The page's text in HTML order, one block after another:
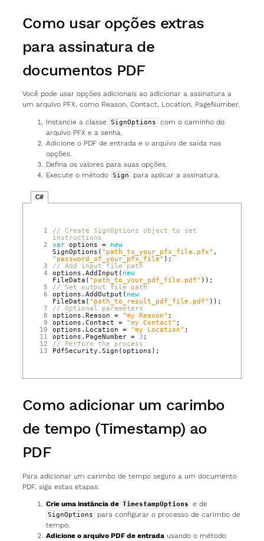
Como usar opções extras
para assinatura de
documentos PDF
Você pode usar opções adicionais ao adicionar a assinatura a
um arquivo PFX, como Reason, Contact, Location, PageNumber.
Instancie a classe SignOptions
com o caminho do
arquivo PFX e a senha.
Adicione o PDF de entrada e o arquivo de saída nas
opções.
Defina os valores para suas opções.
Execute o método Sign para aplicar a assinatura.
C#
1
// Create SignOptions object to set
instructions
2
var options =
new
SignOptions ( "path_to_your_pfx_file.pfx" ,
"password_of_your_pfx_file" );
3
// Add input file path
4
options .AddInput ( new
FileData ( "path_to_your_pdf_file.pdf" ));
5
// Set output file path
6
options .AddOutput ( new
FileData ( "path_to_result_pdf_file.pdf" ));
7
// Optional parameters
8
options .Reason = "my Reason" ;
9
options .Contact = "my Contact" ;
10
options . Location = "my Location" ;
11
options . PageNumber = 3 ;
12
// Perform the process
13
PdfSecurity .Sign (options );
Como adicionar um carimbo
de tempo (Timestamp) ao
PDF
Para adicionar um carimbo de tempo seguro a um documento
PDF, siga estas etapas:
Crie uma instância de TimestampOptions e de
SignOptions
para configurar o processo de carimbo de
tempo.
Adicione o arquivo PDF de entradausando o método